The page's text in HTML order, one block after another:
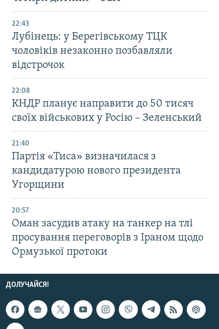
22:43
Лубінець: у Берегівському ТЦК
чоловіків незаконно позбавляли
відстрочок
22:08
КНДР планує направити до 50 тисяч
своїх військових у Росію – Зеленський
21:40
Партія «Тиса» визначилася з
кандидатурою нового президента
Угорщини
20:57
Оман засудив атаку на танкер на тлі
просування переговорів з Іраном щодо
Ормузької протоки
ДОЛУЧАЙСЯ!